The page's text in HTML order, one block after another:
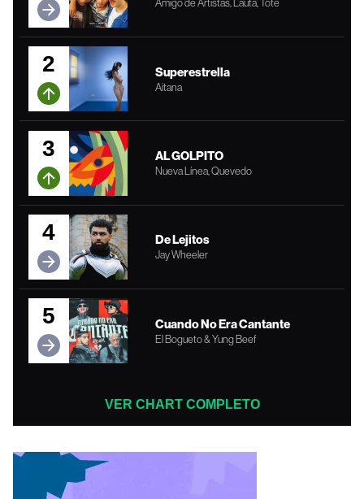
Amigo de Artistas, Lauta, Tote
2 Superestrella
Aitana
3 AL GOLPITO
Nueva Línea, Quevedo
4 De Lejitos
Jay Wheeler
5 Cuando No Era Cantante
El Bogueto & Yung Beef
VER CHART COMPLETO